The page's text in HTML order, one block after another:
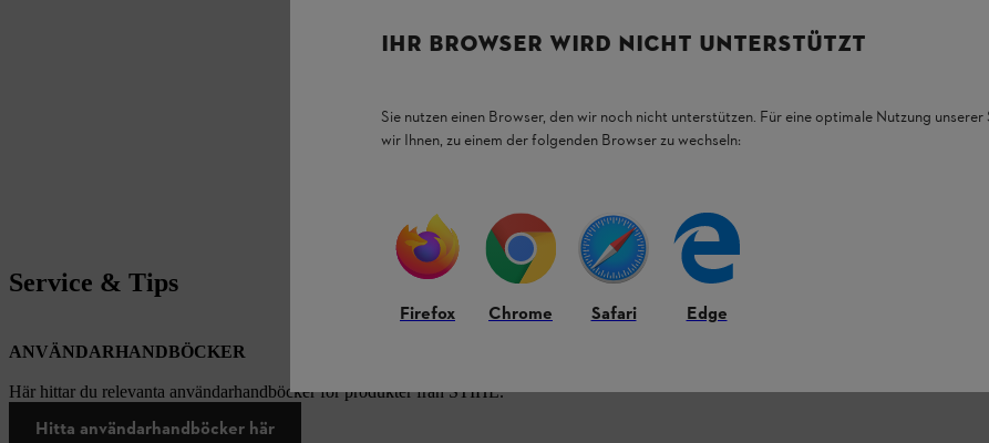
Service & Tips
ANVÄNDARHANDBÖCKER
Här hittar du relevanta användarhandböcker för produkter från STIHL.
Hitta användarhandböcker här
IHR BROWSER WIRD NICHT UNTERSTÜTZT
Sie nutzen einen Browser, den wir noch nicht unterstützen. Für eine optimale Nutzung
wir Ihnen, zu einem der folgenden Browser zu wechseln:
Firefox Chrome Safari Edge